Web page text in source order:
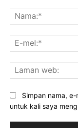
Simpan nama,
untuk kali saya